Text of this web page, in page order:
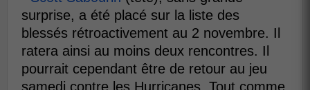
surprise, a été placé sur la liste des
blessés rétroactivement au 2 novembre. Il
ratera ainsi au moins deux rencontres. Il
pourrait cependant être de retour au jeu
samedi contre les Hurricanes. Tout comme